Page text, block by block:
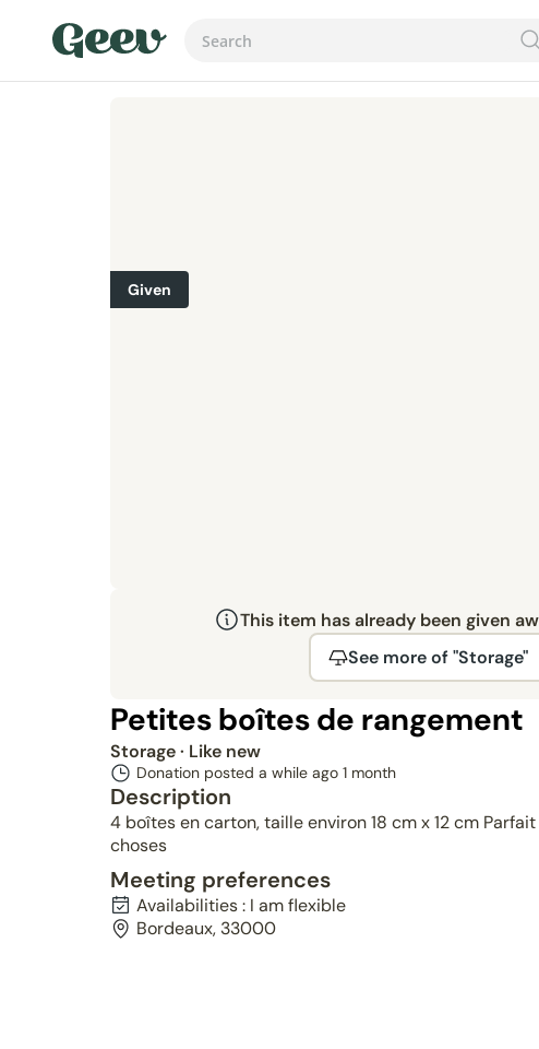
Given
This item has already been given
See more of "Storage"
Petites boîtes de rangement
Storage· Like new
Donation posted a while ago 1 month
Description
4 boîtes en carton, taille environ 18 cm x 12 cm
choses
Meeting preferences
Availabilities : I am flexible
Bordeaux, 33000